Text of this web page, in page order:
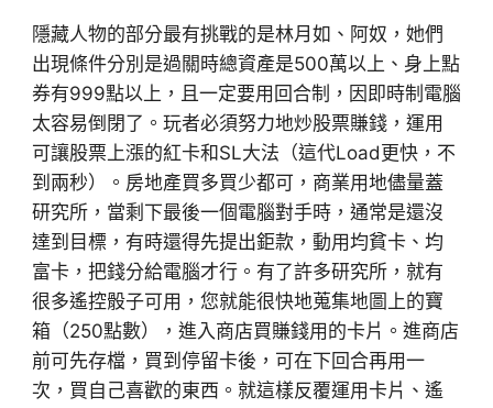
隱藏人物的部分最有挑戰的是林月如、阿奴，她們
出現條件分別是過關時總資產是500萬以上、身上點
券有999點以上，且一定要用回合制，因即時制電腦
太容易倒閉了。玩者必須努力地炒股票賺錢，運用
可讓股票上漲的紅卡和SL大法（這代Load更快，不
到兩秒）。房地產買多買少都可，商業用地儘量蓋
研究所，當剩下最後一個電腦對手時，通常是還沒
達到目標，有時還得先提出鉅款，動用均貧卡、均
富卡，把錢分給電腦才行。有了許多研究所，就有
很多遙控骰子可用，您就能很快地蒐集地圖上的寶
箱（250點數），進入商店買賺錢用的卡片。進商店
前可先存檔，買到停留卡後，可在下回合再用一
次，買自己喜歡的東西。就這樣反覆運用卡片、遙